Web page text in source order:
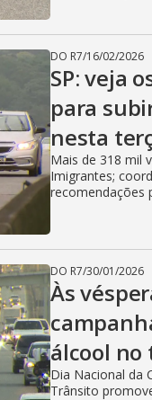
DO R7/16/02/2026
SP: veja
para
nesta
Mais de 318 mil
Imigrantes;
recomendações
DO R7/30/01/2026
Às
álcool
Dia Nacional da
Trânsito